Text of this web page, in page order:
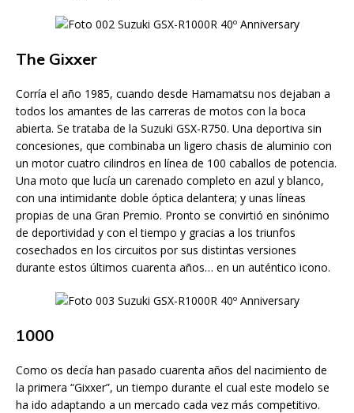
The Gixxer
Corría el año 1985, cuando desde Hamamatsu nos dejaban a
todos los amantes de las carreras de motos con la boca
abierta. Se trataba de la Suzuki GSX-R750. Una deportiva sin
concesiones, que combinaba un ligero chasis de aluminio con
un motor cuatro cilindros en línea de 100 caballos de potencia.
Una moto que lucía un carenado completo en azul y blanco,
con una intimidante doble óptica delantera; y unas líneas
propias de una Gran Premio. Pronto se convirtió en sinónimo
de deportividad y con el tiempo y gracias a los triunfos
cosechados en los circuitos por sus distintas versiones
durante estos últimos cuarenta años… en un auténtico icono.
1000
Como os decía han pasado cuarenta años del nacimiento de
la primera “Gixxer”, un tiempo durante el cual este modelo se
ha ido adaptando a un mercado cada vez más competitivo.